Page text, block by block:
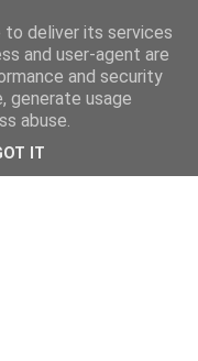
to deliver its services
and user-agent are
and security
generate usage
abuse.
IT